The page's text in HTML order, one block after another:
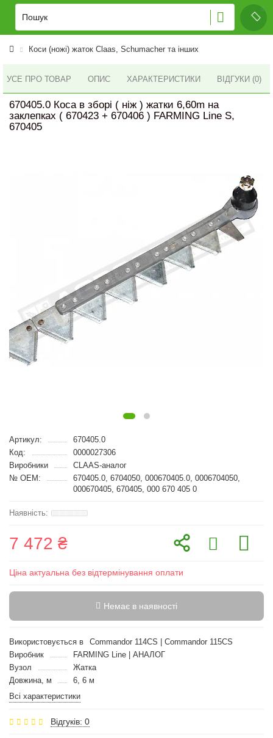
Коси (ножі) жаток Claas, Schumacher та інших
УСЕ ПРО ТОВАР ОПИС ХАРАКТЕРИСТИКИ ВІДГУКИ (0)
670405.0 Коса в зборі ( ніж ) жатки 6,60m на
заклепках ( 670423 + 670406 ) FARMING Line S,
670405
Артикул:
670405.0
Код:
0000027306
Виробники
CLAAS-аналог
№ OEM:
670405.0, 6704050, 000670405.0, 0006704050,
000670405, 670405, 000 670 405 0
7 472 ₴
Ціна актуальна без відтермінування оплати
Немає в наявності
Використовується в
Commandor 114CS | Commandor 115CS
Виробник
FARMING Line | АНАЛОГ
Вузол
Жатка
Довжина, м
6, 6 м
Всі характеристики
Відгуків: 0